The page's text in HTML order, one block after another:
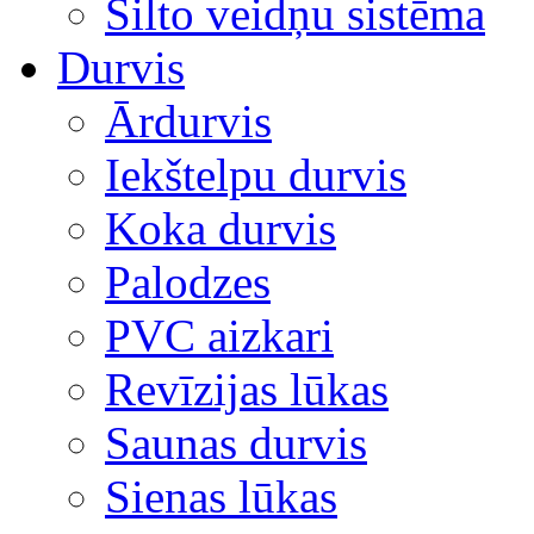
Silto veidņu sistēma
Durvis
Ārdurvis
Iekštelpu durvis
Koka durvis
Palodzes
PVC aizkari
Revīzijas lūkas
Saunas durvis
Sienas lūkas